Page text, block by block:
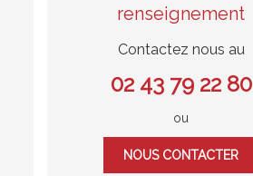
renseignement
Contactez nous au
02 43 79 22 80
ou
NOUS CONTACTER